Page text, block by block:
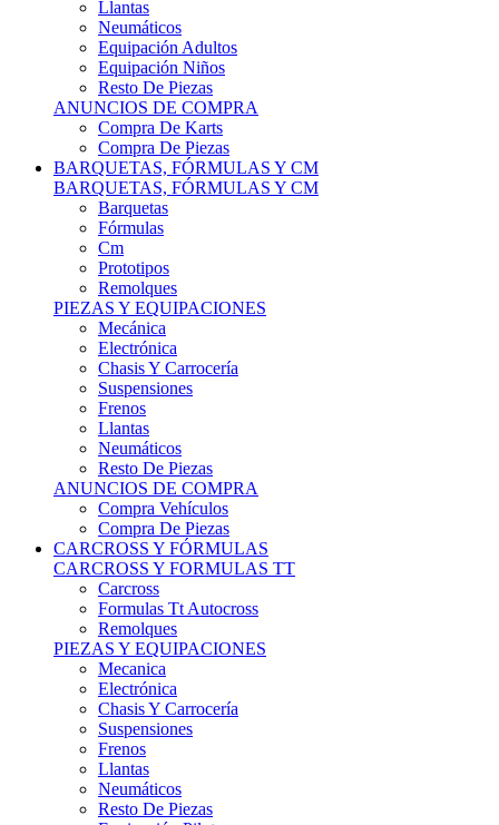
Llantas
Neumáticos
Equipación Adultos
Equipación Niños
Resto De Piezas
ANUNCIOS DE COMPRA
Compra De Karts
Compra De Piezas
BARQUETAS, FÓRMULAS Y CM
BARQUETAS, FÓRMULAS Y CM
Barquetas
Fórmulas
Cm
Prototipos
Remolques
PIEZAS Y EQUIPACIONES
Mecánica
Electrónica
Chasis Y Carrocería
Suspensiones
Frenos
Llantas
Neumáticos
Resto De Piezas
ANUNCIOS DE COMPRA
Compra Vehículos
Compra De Piezas
CARCROSS Y FÓRMULAS
CARCROSS Y FORMULAS TT
Carcross
Formulas Tt Autocross
Remolques
PIEZAS Y EQUIPACIONES
Mecanica
Electrónica
Chasis Y Carrocería
Suspensiones
Frenos
Llantas
Neumáticos
Resto De Piezas